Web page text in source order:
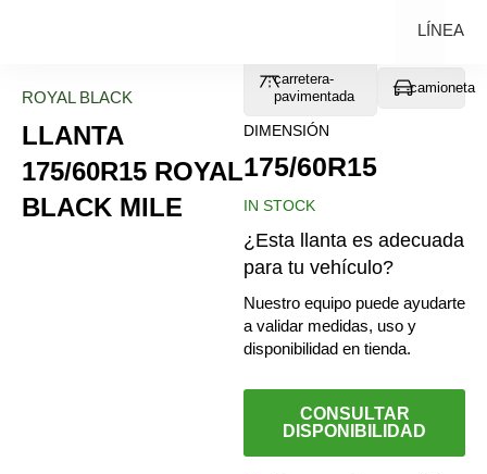
LÍNEA
ROYAL BLACK
LLANTA
175/60R15 ROYAL
BLACK MILE
carretera-
pavimentada
camioneta
DIMENSIÓN
175/60R15
IN STOCK
¿Esta llanta es adecuada
para tu vehículo?
Nuestro equipo puede ayudarte
a validar medidas, uso y
disponibilidad en tienda.
CONSULTAR
DISPONIBILIDAD